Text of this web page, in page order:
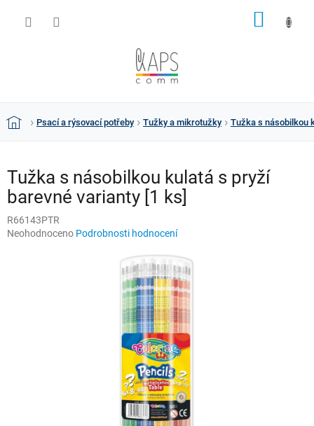
DomůPsací a rýsovací potřeby Tužky a mikrotužky Tužka s násobilkou
Tužka s násobilkou kulatá s pryží
barevné varianty [1 ks]
R66143PTR
Průměrné
Neohodnoceno Podrobnosti hodnocení